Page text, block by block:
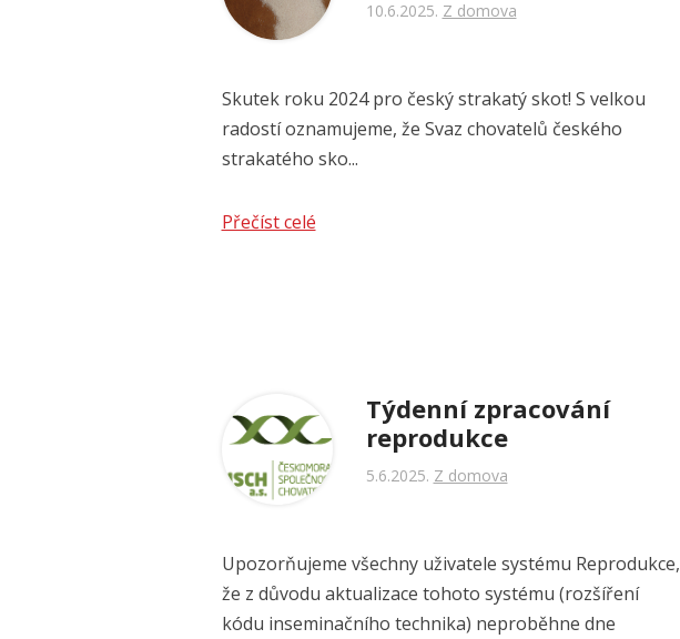
10.6.2025 Z domova
Skutek roku 2024 pro český strakatý skot! S velkou
radostí oznamujeme, že Svaz chovatelů českého
strakatého sko...
Přečíst celé
Týdenní zpracování
reprodukce
5.6.2025 Z domova
Upozorňujeme všechny uživatele systému Reprodukce,
že z důvodu aktualizace tohoto systému (rozšíření
kódu inseminačního technika) neproběhne dne